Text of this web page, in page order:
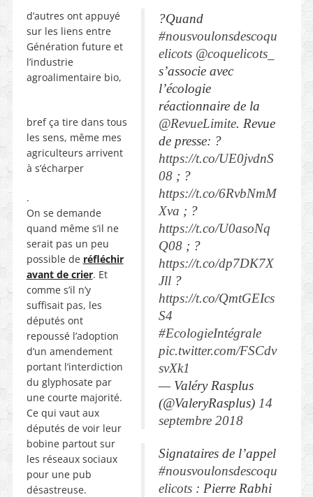
?Quand
#nousvoulonsdescoqu
elicots @coquelicots_
s’associe avec
l’écologie
réactionnaire de la
@RevueLimite. Revue
de presse: ?
https://t.co/UE0jvdnS
08 ; ?
https://t.co/6RvbNmM
Xva ; ?
https://t.co/U0asoNq
Q08 ; ?
https://t.co/dp7DK7X
Jll ?
https://t.co/QmtGEIcs
S4
#EcologieIntégrale
pic.twitter.com/FSCdv
svXk1
— Valéry Rasplus
(@ValeryRasplus) 14
septembre 2018
Signataires de l’appel
#nousvoulonsdescoqu
elicots : Pierre Rabhi
d’autres ont appuyé
sur les liens entre
Génération future et
l’industrie
agroalimentaire bio,
bref ça tire dans tous
les sens, même mes
agriculteurs arrivent
à s’écharper
.
On se demande
quand même s’il ne
serait pas un peu
possible de réfléchir
avant de crier. Et
comme s’il n’y
suffisait pas, les
députés ont
repoussé l’adoption
d’un amendement
portant l’interdiction
du glyphosate par
une courte majorité.
Ce qui vaut aux
députés de voir leur
bobine partout sur
les réseaux sociaux
pour une pub
désastreuse.